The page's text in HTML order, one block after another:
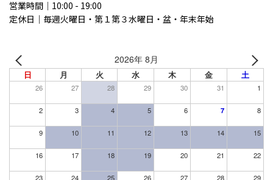
営業時間｜10:00 - 19:00
定休日｜毎週火曜日・第１第３水曜日・盆・年末年始
2026年 8月
日 月 火 水 木 金 土
26 27 28 29 30 31 1
2 3 4 5 6 7 8
9 10 11 12 13 14 15
16 17 18 19 20 21 22
23 24 25 26 27 28 29